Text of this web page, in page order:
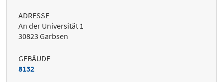
ADRESSE
An der Universität 1
30823 Garbsen
GEBÄUDE
8132